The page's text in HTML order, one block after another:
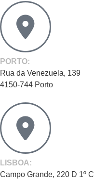
PORTO:
Rua da Venezuela, 139
4150-744 Porto
LISBOA:
Campo Grande, 220 D 1º C